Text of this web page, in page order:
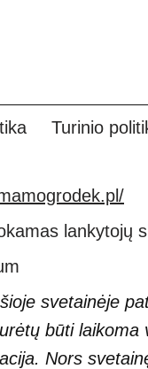
Turinio
svetainėje
būti laikoma
Nors